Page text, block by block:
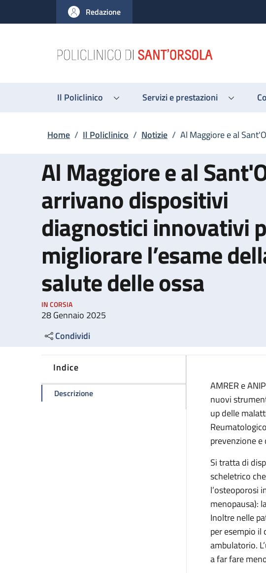
al contenuto principale
to footer content
Redazione
Il Policlinico Servizi e prestazioni
Briciole di pane
Home / Il Policlinico / Notizie / Al Maggiore e al
Al Maggiore e al
arrivano dispositivi
diagnostici innovativi
migliorare l’esame
salute delle ossa
IN CORSIA
28 Gennaio 2025
Condividi
Indice
Descrizionedella pagina Al Maggiore e al Sant'Orsola
AMRER e
nuovi
up delle
prevenzione e
Si tratta di
scheletrico
l’osteoporosi
menopausa):
Inoltre nelle
per esempio
ambulatorio.
a far fare